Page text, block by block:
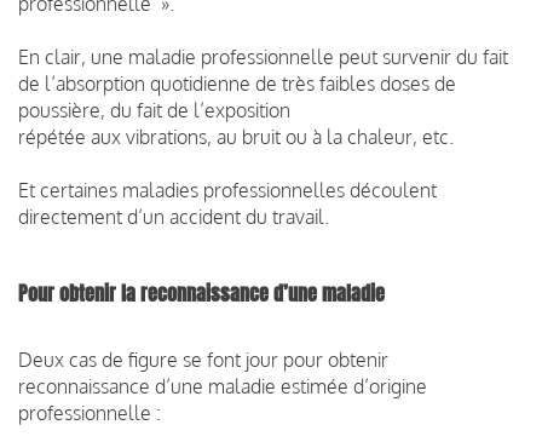
En clair, une maladie professionnelle peut survenir du fait
de l’absorption quotidienne de très faibles doses de
poussière, du fait de l’exposition
répétée aux vibrations, au bruit ou à la chaleur, etc.
Et certaines maladies professionnelles découlent
directement d’un accident du travail.
Pour obtenir la reconnaissance d’une maladie
Deux cas de figure se font jour pour obtenir
reconnaissance d’une maladie estimée d’origine
professionnelle :